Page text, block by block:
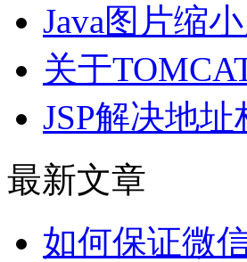
Java图片缩
关于
JSP解决地
最新文章
如何保证微